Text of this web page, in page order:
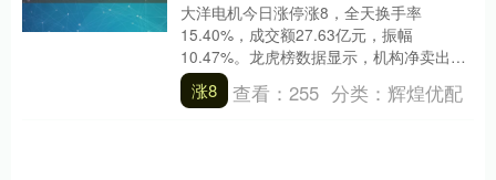
大洋电机今日涨停涨8，全天换手率
15.40%，成交额27.63亿元，振幅
10.47%。龙虎榜数据显示，机构净卖出
8255.17万元，深股通净买入1869.27万....
涨8 查看： 255 分类： 辉煌优配